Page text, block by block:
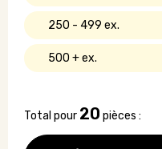
250 - 499
500 +
Total pour 20 pièces :